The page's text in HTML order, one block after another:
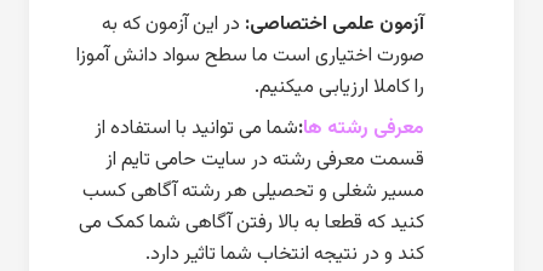
آزمون علمی اختصاصی: در این آزمون که به
صورت اختیاری است ما سطح سواد دانش آموزا
را کاملا ارزیابی میکنیم.
معرفی رشته ها:شما می توانید با استفاده از
قسمت معرفی رشته در سایت حامی تایم از
مسیر شغلی و تحصیلی هر رشته آگاهی کسب
کنید که قطعا به بالا رفتن آگاهی شما کمک می
کند و در نتیجه انتخاب شما تاثیر دارد.